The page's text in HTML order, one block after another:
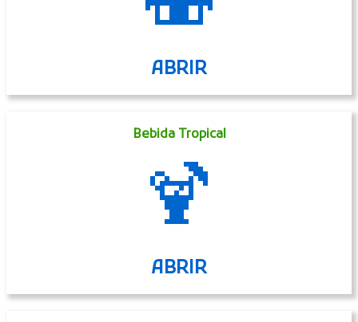
ABRIR
Bebida Tropical
🍹
ABRIR